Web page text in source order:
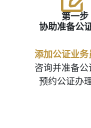
第一步
协助准备公
添加公证业务
咨询并准备公
预约公证办